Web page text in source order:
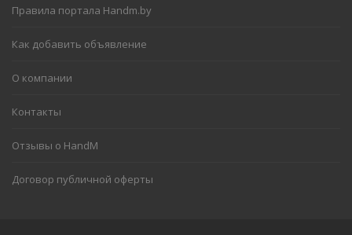
Правила портала Handm.by
Как добавить объявление
О компании
Контакты
Отзывы о HandM
Договор публичной оферты